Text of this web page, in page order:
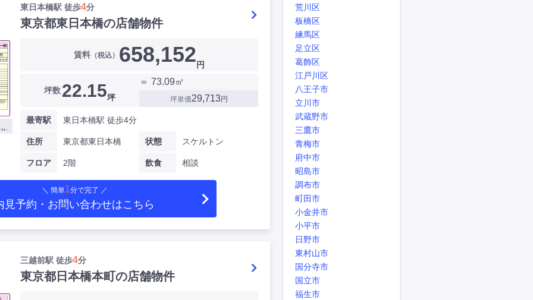
東日本橋駅 徒歩4分
東京都東日本橋の店舗物件
賃料 （税込） 658,152 円
坪数22.15坪
＝ 73.09㎡
坪単価29,713円
最寄駅 東日本橋駅 徒歩4分
住所 東京都東日本橋
フロア 2階
状態 スケルトン
飲食 相談
＼ 簡単1分で完了 ／
見予約・お問い合わせはこちら
三越前駅 徒歩4分
東京都日本橋本町の店舗物件
荒川区
板橋区
練馬区
足立区
葛飾区
江戸川区
八王子市
立川市
武蔵野市
三鷹市
青梅市
府中市
昭島市
調布市
町田市
小金井市
小平市
日野市
東村山市
国分寺市
国立市
福生市